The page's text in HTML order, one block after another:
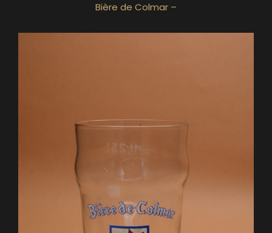
Bière de Colmar –